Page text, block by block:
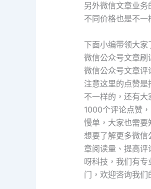
另外微信文章业
不同价格也是不
下面小编带领大家
微信公众号文章
微信公众号文章评
注意这里的点赞
不一样的，还有
1000个评论点赞
慢单，大家也需要
想要了解更多微
章阅读量、提高
呀科技，我们有
门，欢迎咨询我们